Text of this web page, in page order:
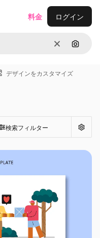
消去 画像で
料金 ログイン
デザインをカスタマイズ
検索フィルター